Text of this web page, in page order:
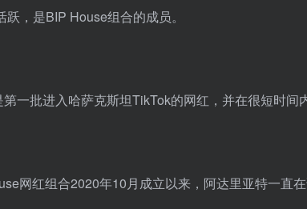
，是BIP House组合的成员。
一批进入哈萨克斯坦TikTok的网红，并在很短时间
网红组合2020年10月成立以来，阿达里亚特一直